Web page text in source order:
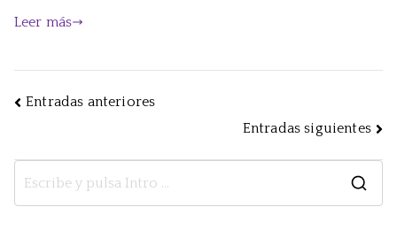
Leer más
Navegación
entradas
Entradas anteriores
Entradas siguientes